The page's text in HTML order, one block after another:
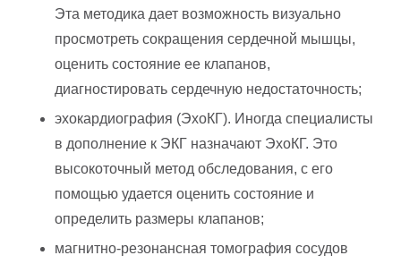
Эта методика дает возможность визуально
просмотреть сокращения сердечной мышцы,
оценить состояние ее клапанов,
диагностировать сердечную недостаточность;
эхокардиография (ЭхоКГ). Иногда специалисты
в дополнение к ЭКГ назначают ЭхоКГ. Это
высокоточный метод обследования, с его
помощью удается оценить состояние и
определить размеры клапанов;
магнитно-резонансная томография сосудов